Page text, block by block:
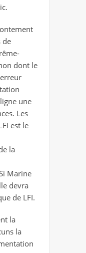
de
dont le
une
Les
est le
la
Marine
devra
de LFI.
la
la